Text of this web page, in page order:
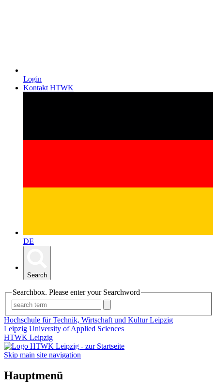
Login
Kontakt HTWK
DE
Search
Searchbox. Please enter your Searchword
Hochschule für Technik, Wirtschaft und Kultur Leipzig
Leipzig University of Applied Sciences
HTWK Leipzig
Skip main site navigation
Hauptmenü